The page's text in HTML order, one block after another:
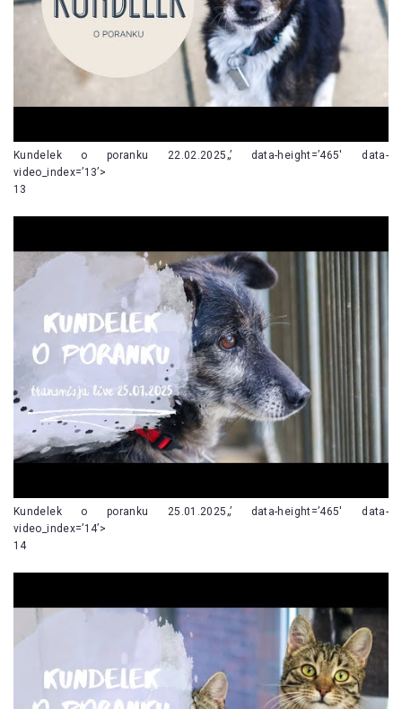
Kundelek o poranku 22.02.2025„’ data-height=’465′ data-
video_index=’13’>
13
Kundelek o poranku 25.01.2025„’ data-height=’465′ data-
video_index=’14’>
14